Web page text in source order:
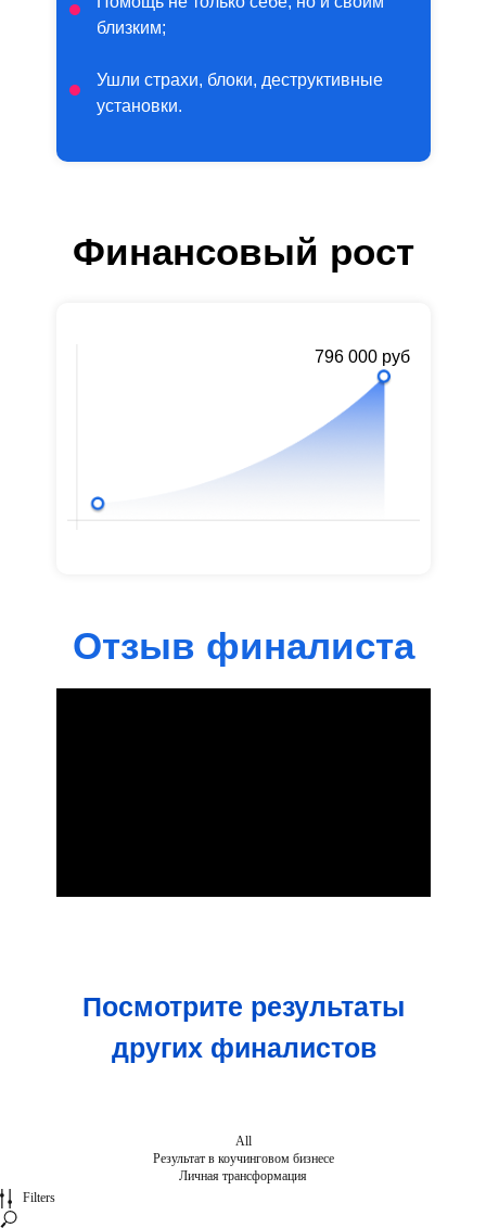
близким;
Ушли страхи, блоки, деструктивные
установки.
Финансовый рост
Отзыв финалиста
796 000 руб
Посмотрите результаты
других финалистов
All
Результат в коучинговом бизнесе
Личная трансформация
Filters